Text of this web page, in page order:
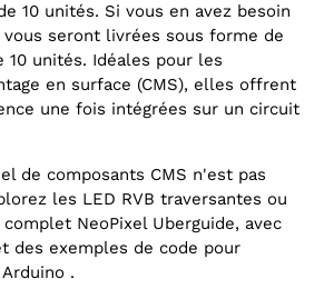
10 unités. Si vous en avez besoin
vous seront livrées sous forme de
10 unités. Idéales pour les
en surface (CMS), elles offrent
une fois intégrées sur un circuit
de composants CMS n'est pas
les LED RVB traversantes ou
NeoPixel Uberguide, avec
des exemples de code pour
.